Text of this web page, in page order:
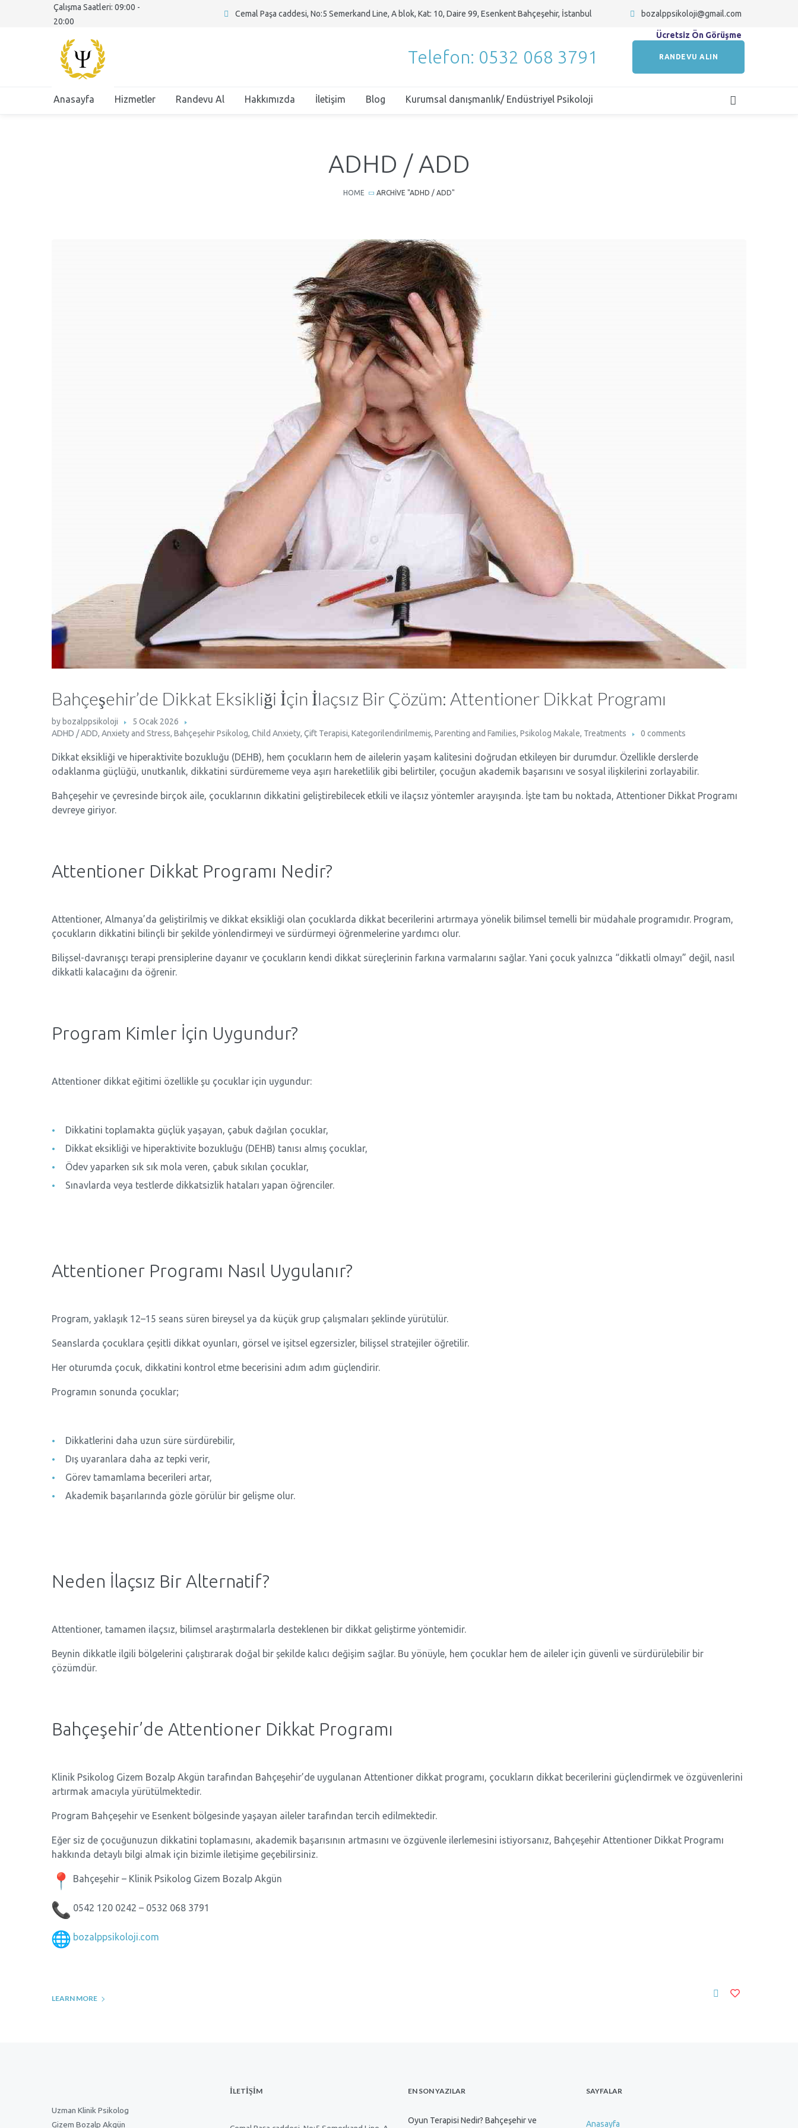
Çalışma Saatleri: 09:00 -
20:00
Cemal Paşa caddesi, No:5 Semerkand Line, A blok, Kat: 10, Daire 99, Esenkent Bahçeşehir, İstanbul bozalppsikoloji@gmail.com
Ücretsiz Ön Görüşme
Telefon: 0532 068 3791 RANDEVU ALIN
Anasayfa Hizmetler Randevu Al Hakkımızda İletişim Blog Kurumsal danışmanlık/ Endüstriyel Psikoloji
ADHD / ADD
HOME ARCHIVE "ADHD / ADD"
Bahçeşehir’de Dikkat Eksikliği İçin İlaçsız Bir Çözüm: Attentioner Dikkat Programı
by bozalppsikoloji
5 Ocak 2026
ADHD / ADD, Anxiety and Stress, Bahçeşehir Psikolog, Child Anxiety, Çift Terapisi, Kategorilendirilmemiş, Parenting and Families, Psikolog Makale, Treatments 0 comments
Dikkat eksikliği ve hiperaktivite bozukluğu (DEHB), hem çocukların hem de ailelerin yaşam kalitesini doğrudan etkileyen bir durumdur. Özellikle derslerde
odaklanma güçlüğü, unutkanlık, dikkatini sürdürememe veya aşırı hareketlilik gibi belirtiler, çocuğun akademik başarısını ve sosyal ilişkilerini zorlayabilir.
Bahçeşehir ve çevresinde birçok aile, çocuklarının dikkatini geliştirebilecek etkili ve ilaçsız yöntemler arayışında. İşte tam bu noktada, Attentioner Dikkat Programı
devreye giriyor.
Attentioner Dikkat Programı Nedir?
Attentioner, Almanya’da geliştirilmiş ve dikkat eksikliği olan çocuklarda dikkat becerilerini artırmaya yönelik bilimsel temelli bir müdahale programıdır. Program,
çocukların dikkatini bilinçli bir şekilde yönlendirmeyi ve sürdürmeyi öğrenmelerine yardımcı olur.
Bilişsel-davranışçı terapi prensiplerine dayanır ve çocukların kendi dikkat süreçlerinin farkına varmalarını sağlar. Yani çocuk yalnızca “dikkatli olmayı” değil, nasıl
dikkatli kalacağını da öğrenir.
Program Kimler İçin Uygundur?
Attentioner dikkat eğitimi özellikle şu çocuklar için uygundur:
Dikkatini toplamakta güçlük yaşayan, çabuk dağılan çocuklar,
Dikkat eksikliği ve hiperaktivite bozukluğu (DEHB) tanısı almış çocuklar,
Ödev yaparken sık sık mola veren, çabuk sıkılan çocuklar,
Sınavlarda veya testlerde dikkatsizlik hataları yapan öğrenciler.
Attentioner Programı Nasıl Uygulanır?
Program, yaklaşık 12–15 seans süren bireysel ya da küçük grup çalışmaları şeklinde yürütülür.
Seanslarda çocuklara çeşitli dikkat oyunları, görsel ve işitsel egzersizler, bilişsel stratejiler öğretilir.
Her oturumda çocuk, dikkatini kontrol etme becerisini adım adım güçlendirir.
Programın sonunda çocuklar;
Dikkatlerini daha uzun süre sürdürebilir,
Dış uyaranlara daha az tepki verir,
Görev tamamlama becerileri artar,
Akademik başarılarında gözle görülür bir gelişme olur.
Neden İlaçsız Bir Alternatif?
Attentioner, tamamen ilaçsız, bilimsel araştırmalarla desteklenen bir dikkat geliştirme yöntemidir.
Beynin dikkatle ilgili bölgelerini çalıştırarak doğal bir şekilde kalıcı değişim sağlar. Bu yönüyle, hem çocuklar hem de aileler için güvenli ve sürdürülebilir bir
çözümdür.
Bahçeşehir’de Attentioner Dikkat Programı
Klinik Psikolog Gizem Bozalp Akgün tarafından Bahçeşehir’de uygulanan Attentioner dikkat programı, çocukların dikkat becerilerini güçlendirmek ve özgüvenlerini
artırmak amacıyla yürütülmektedir.
Program Bahçeşehir ve Esenkent bölgesinde yaşayan aileler tarafından tercih edilmektedir.
Eğer siz de çocuğunuzun dikkatini toplamasını, akademik başarısının artmasını ve özgüvenle ilerlemesini istiyorsanız, Bahçeşehir Attentioner Dikkat Programı
hakkında detaylı bilgi almak için bizimle iletişime geçebilirsiniz.
Bahçeşehir – Klinik Psikolog Gizem Bozalp Akgün
0542 120 0242 – 0532 068 3791
bozalppsikoloji.com
LEARN MORE
Uzman Klinik Psikolog
Gizem Bozalp Akgün
İLETİŞİM EN SON YAZILAR
Oyun Terapisi Nedir? Bahçeşehir ve
SAYFALAR
Anasayfa